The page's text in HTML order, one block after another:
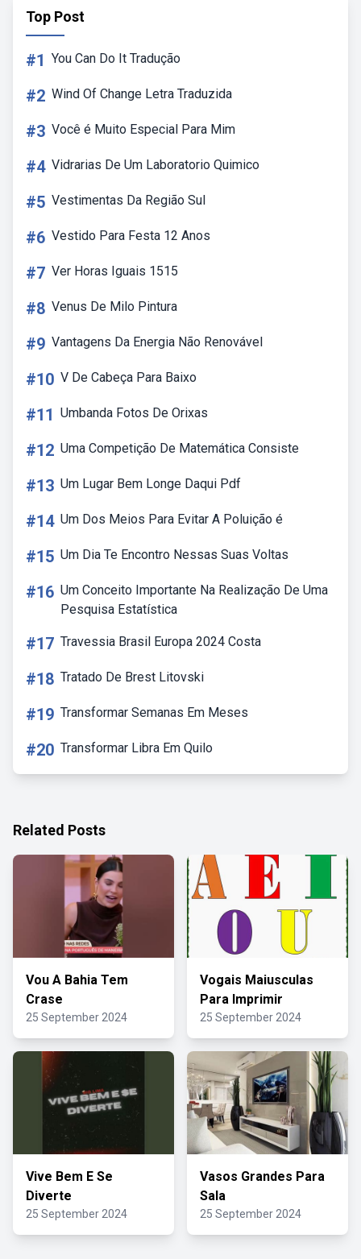
Top Post
#1 You Can Do It Tradução
#2 Wind Of Change Letra Traduzida
#3 Você é Muito Especial Para Mim
#4 Vidrarias De Um Laboratorio Quimico
#5 Vestimentas Da Região Sul
#6 Vestido Para Festa 12 Anos
#7 Ver Horas Iguais 1515
#8 Venus De Milo Pintura
#9 Vantagens Da Energia Não Renovável
#10 V De Cabeça Para Baixo
#11 Umbanda Fotos De Orixas
#12 Uma Competição De Matemática Consiste
#13 Um Lugar Bem Longe Daqui Pdf
#14 Um Dos Meios Para Evitar A Poluição é
#15 Um Dia Te Encontro Nessas Suas Voltas
#16 Um Conceito Importante Na Realização De Uma
Pesquisa Estatística
#17 Travessia Brasil Europa 2024 Costa
#18 Tratado De Brest Litovski
#19 Transformar Semanas Em Meses
#20 Transformar Libra Em Quilo
Related Posts
Vou A Bahia Tem
Crase
25 September 2024
Vogais Maiusculas
Para Imprimir
25 September 2024
Vive Bem E Se
Diverte
25 September 2024
Vasos Grandes Para
Sala
25 September 2024